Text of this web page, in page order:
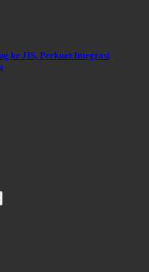
ke JIS, Perkuat Integrasi